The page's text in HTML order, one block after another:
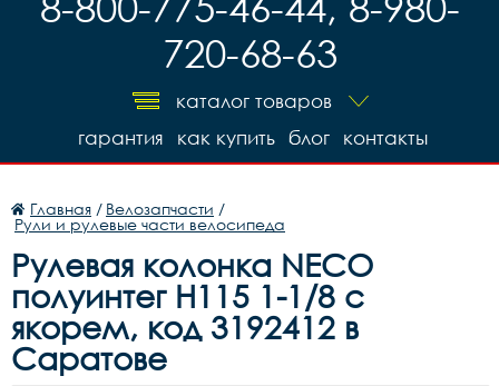
720-68-63
каталог товаров
контакты
блог
как купить
гарантия
Главная / Велозапчасти /
Рули и рулевые части велосипеда
Рулевая колонка NECO
полуинтег H115 1-1/8 с
якорем, код 3192412 в
Саратове